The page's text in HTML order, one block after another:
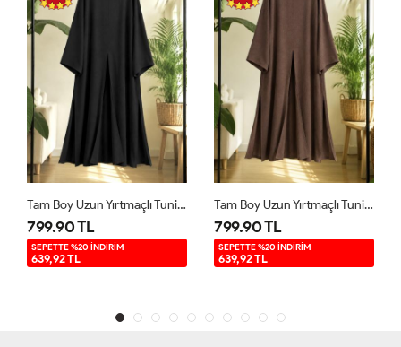
Tam Boy Uzun Yırtmaçlı Tunik Siyah YR9580
799.90 TL
SEPETTE %20 İNDİRİM
639,92 TL
Tam Boy Uzun Yırtmaçlı Tunik Kahverengi YR9580
799.90 TL
SEPETTE %20 İNDİRİM
639,92 TL